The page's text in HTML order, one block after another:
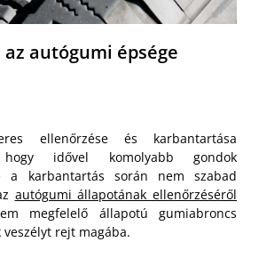
az autógumi épsége
ellenőrzése és karbantartása
hogy idővel komolyabb gondok
a karbantartás során nem szabad
autógumi állapotának ellenőrzéséről
megfelelő állapotú gumiabroncs
rejt magába.